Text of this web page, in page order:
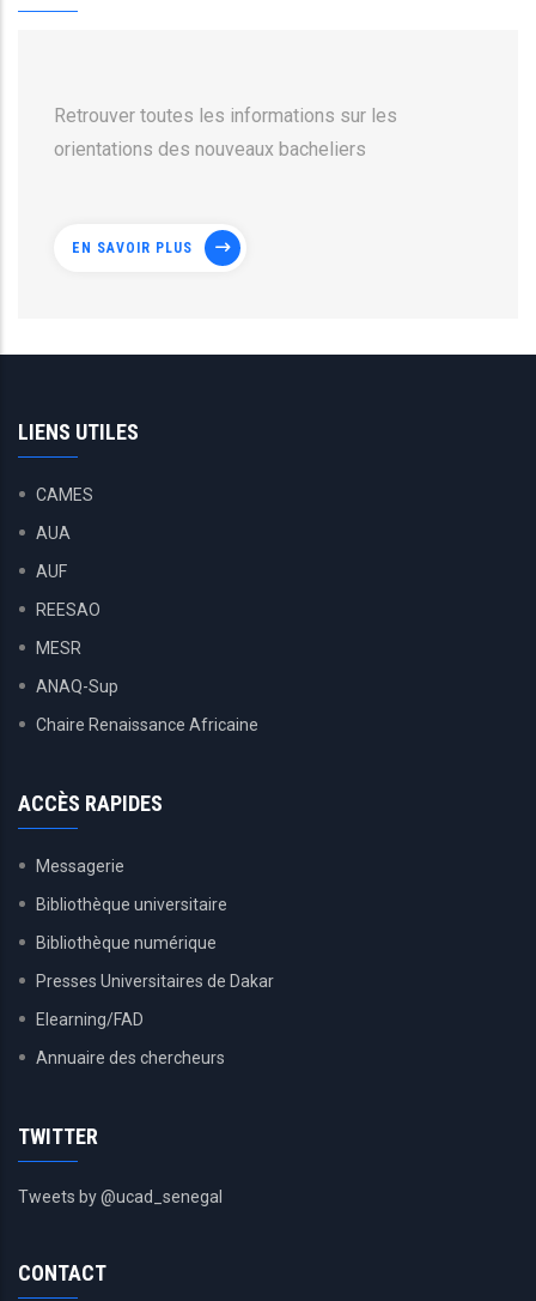
Retrouver toutes les informations sur les
orientations des nouveaux bacheliers
EN SAVOIR PLUS
LIENS UTILES
CAMES
AUA
AUF
REESAO
MESR
ANAQ-Sup
Chaire Renaissance Africaine
ACCÈS RAPIDES
Messagerie
Bibliothèque universitaire
Bibliothèque numérique
Presses Universitaires de Dakar
Elearning/FAD
Annuaire des chercheurs
TWITTER
Tweets by @ucad_senegal
CONTACT